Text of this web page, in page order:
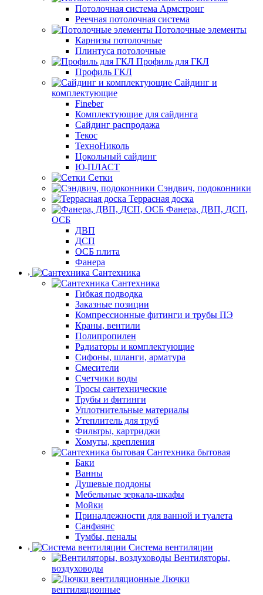
Потолочная система Армстронг
Реечная потолочная система
Потолочные элементы
Карнизы потолочные
Плинтуса потолочные
Профиль для ГКЛ
Профиль ГКЛ
Сайдинг и
комплектующие
Fineber
Комплектующие для сайдинга
Сайдинг распродажа
Текос
ТехноНиколь
Цокольный сайдинг
Ю-ПЛАСТ
Сетки
Сэндвич, подоконники
Террасная доска
Фанера, ДВП, ДСП,
ОСБ
ДВП
ДСП
ОСБ плита
Фанера
Сантехника
Сантехника
Гибкая подводка
Заказные позиции
Компрессионные фитинги и трубы ПЭ
Краны, вентили
Полипропилен
Радиаторы и комплектующие
Сифоны, шланги, арматура
Смесители
Счетчики воды
Тросы сантехнические
Трубы и фитинги
Уплотнительные материалы
Утеплитель для труб
Фильтры, картриджи
Хомуты, крепления
Сантехника бытовая
Баки
Ванны
Душевые поддоны
Мебельные зеркала-шкафы
Мойки
Принадлежности для ванной и туалета
Санфаянс
Тумбы, пеналы
Система вентиляции
Вентиляторы,
воздуховоды
Лючки
вентиляционные